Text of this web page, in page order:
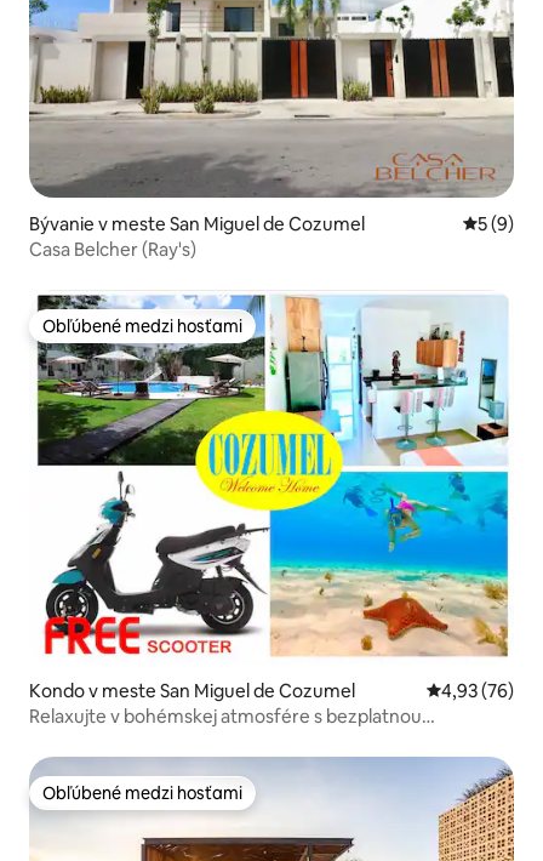
Bývanie v meste San Miguel de Cozumel
5 (9)
Casa Belcher (Ray's)
Obľúbené medzi hosťami
Obľúbené medzi hosťami
Kondo v meste San Miguel de Cozumel Priemerné
4,93 (76)
Relaxujte v bohémskej atmosfére s bezplatnou
Obľúbené medzi hosťami
Obľúbené medzi hosťami